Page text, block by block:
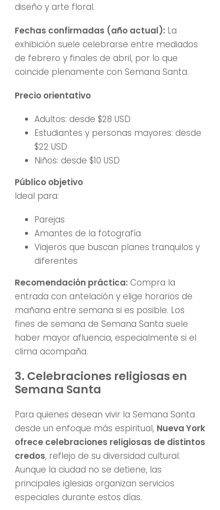
diseño y arte floral.
Fechas confirmadas (año actual): La
exhibición suele celebrarse entre mediados
de febrero y finales de abril, por lo que
coincide plenamente con Semana Santa.
Precio orientativo
Adultos: desde $28 USD
Estudiantes y personas mayores: desde
$22 USD
Niños: desde $10 USD
Público objetivo
Ideal para:
Parejas
Amantes de la fotografía
Viajeros que buscan planes tranquilos y
diferentes
Recomendación práctica: Compra la
entrada con antelación y elige horarios de
mañana entre semana si es posible. Los
fines de semana de Semana Santa suele
haber mayor afluencia, especialmente si el
clima acompaña.
3. Celebraciones religiosas en
Semana Santa
Para quienes desean vivir la Semana Santa
desde un enfoque más espiritual, Nueva York
ofrece celebraciones religiosas de distintos
credos, reflejo de su diversidad cultural.
Aunque la ciudad no se detiene, las
principales iglesias organizan servicios
especiales durante estos días.